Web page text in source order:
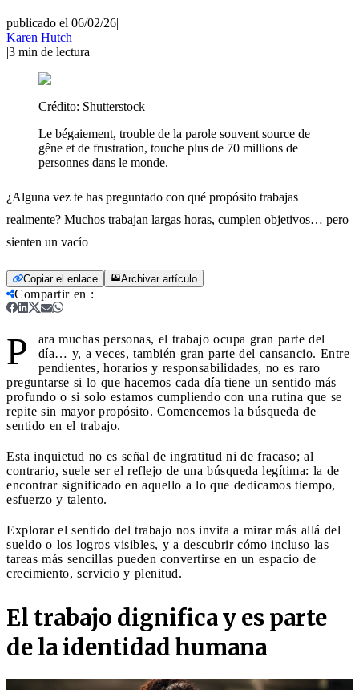
publicado el 06/02/26|
Karen Hutch
|3 min de lectura
Crédito: Shutterstock
Le bégaiement, trouble de la parole souvent source de
gêne et de frustration, touche plus de 70 millions de
personnes dans le monde.
¿Alguna vez te has preguntado con qué propósito trabajas
realmente? Muchos trabajan largas horas, cumplen objetivos… pero
sienten un vacío
Copiar el enlace Archivar artículo
Compartir en :
P
ara muchas personas, el trabajo ocupa gran parte del
día… y, a veces, también gran parte del cansancio. Entre
pendientes, horarios y responsabilidades, no es raro
preguntarse si lo que hacemos cada día tiene un sentido más
profundo o si solo estamos cumpliendo con una rutina que se
repite sin mayor propósito. Comencemos la búsqueda de
sentido en el trabajo.
Esta inquietud no es señal de ingratitud ni de fracaso; al
contrario, suele ser el reflejo de una búsqueda legítima: la de
encontrar significado en aquello a lo que dedicamos tiempo,
esfuerzo y talento.
Explorar el sentido del trabajo nos invita a mirar más allá del
sueldo o los logros visibles, y a descubrir cómo incluso las
tareas más sencillas pueden convertirse en un espacio de
crecimiento, servicio y plenitud.
El trabajo dignifica y es parte
de la identidad humana